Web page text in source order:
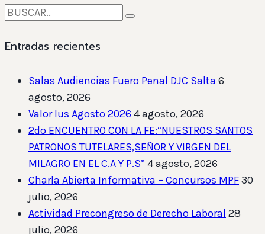
Entradas recientes
Salas Audiencias Fuero Penal DJC Salta 6
agosto, 2026
Valor Ius Agosto 2026 4 agosto, 2026
2do ENCUENTRO CON LA FE:“NUESTROS SANTOS
PATRONOS TUTELARES,SEÑOR Y VIRGEN DEL
MILAGRO EN EL C.A Y P.S”4 agosto, 2026
Charla Abierta Informativa – Concursos MPF30
julio, 2026
Actividad Precongreso de Derecho Laboral 28
julio, 2026